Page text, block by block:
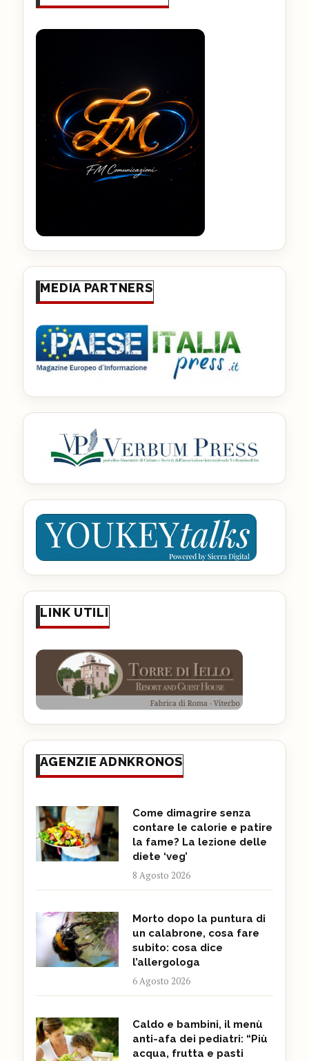
MEDIA PARTNERS
LINK UTILI
AGENZIE ADNKRONOS
Come dimagrire senza
contare le calorie e patire
la fame? La lezione delle
diete ‘veg’
8 Agosto 2026
Morto dopo la puntura di
un calabrone, cosa fare
subito: cosa dice
l’allergologa
6 Agosto 2026
Caldo e bambini, il menù
anti-afa dei pediatri: “Più
acqua, frutta e pasti